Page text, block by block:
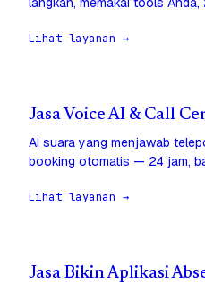
Lihat layanan →
Jasa Voice AI & Call
AI suara yang menjawab
booking otomatis — 24 jam,
Lihat layanan →
Jasa Bikin Aplikasi